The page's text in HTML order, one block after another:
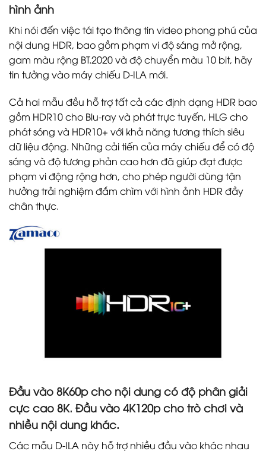
hình ảnh
Khi nói đến việc tái tạo thông tin video phong phú của
nội dung HDR, bao gồm phạm vi độ sáng mở rộng,
gam màu rộng BT.2020 và độ chuyển màu 10 bit, hãy
tin tưởng vào máy chiếu D-ILA mới.
Cả hai mẫu đều hỗ trợ tất cả các định dạng HDR bao
gồm HDR10 cho Blu-ray và phát trực tuyến, HLG cho
phát sóng và HDR10+ với khả năng tương thích siêu
dữ liệu động. Những cải tiến của máy chiếu để có độ
sáng và độ tương phản cao hơn đã giúp đạt được
phạm vi động rộng hơn, cho phép người dùng tận
hưởng trải nghiệm đắm chìm với hình ảnh HDR đầy
chân thực.
Đầu vào 8K60p cho nội dung có độ phân giải
cực cao 8K. Đầu vào 4K120p cho trò chơi và
nhiều nội dung khác.
Các mẫu D-ILA này hỗ trợ nhiều đầu vào khác nhau